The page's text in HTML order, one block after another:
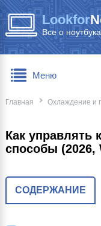
Lookfor
Все о
Главная Охлаждение и
Как управлять
способы (2026,
СОДЕРЖАНИЕ
Меню